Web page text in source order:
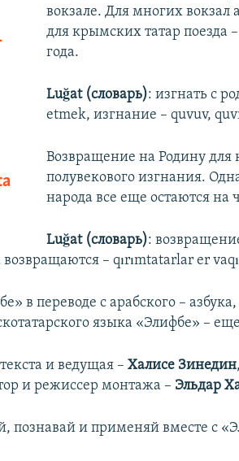
вокзале. Для многих вокзал
для крымских татар поезда
года.
Luğat (словарь): изгнать с
etmek, изгнание – quvuv,
Возвращение на Родину для
полувекового изгнания.
народа все еще остаются на
Luğat (словарь):
возвращаются – qırımtatarlar er
в переводе с арабского –
языка «Элифбе» –
и ведущая –Халисе Зинедин
и режиссер монтажа – Эльдар
познавай и применяй вместе с